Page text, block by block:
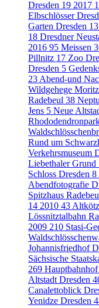
Dresden 19 2017
Elbschlösser
Garten Dresden 13
18 Dresdner
2016 95 Meissen
Pillnitz 17 Zoo
Dresden 5
23 Abend-und
Wildgehege
Radebeul 38
Jens 5 Neue
Rund um
Verkehrsmuseum
Liebethaler Grund
Schloss Dresden 8
Abendfotografie
Spitzhaus
14 2010 43
Lössnitztalbahn
2009 210 Stasi-
Johannisfriedhof
Sächsische
269
Altstadt Dresden
Canalettoblick
Yenidze Dresden